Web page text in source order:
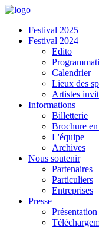
Festival 2025
Festival 2024
Edito
Calendrier
Lieux des
Artistes
Informations
Billetterie
Brochure
L'équipe
Archives
Nous soutenir
Partenaires
Particuliers
Entreprises
Presse
Présentation